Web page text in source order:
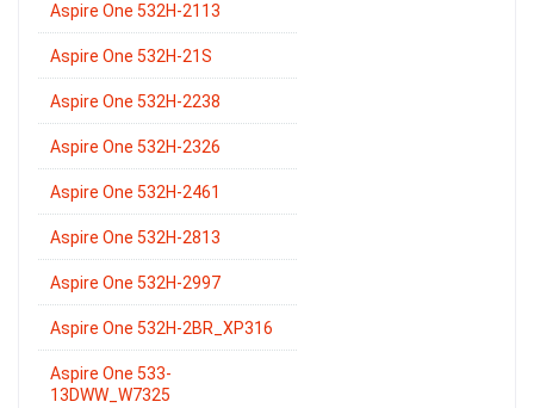
Aspire One 532H-2113
Aspire One 532H-21S
Aspire One 532H-2238
Aspire One 532H-2326
Aspire One 532H-2461
Aspire One 532H-2813
Aspire One 532H-2997
Aspire One 532H-2BR_XP316
Aspire One 533-
13DWW_W7325